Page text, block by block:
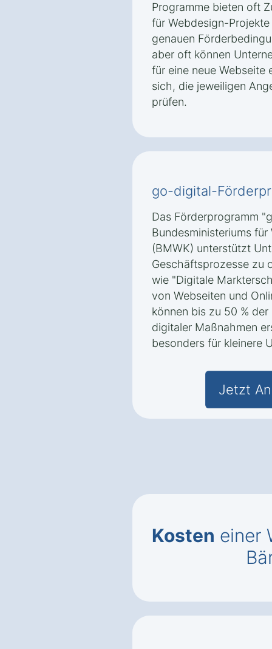
Programme bieten oft
für Webdesign-
genauen
aber oft können
für eine neue Webseite
sich, die jeweiligen
prüfen.
go-digital-
Das Förderprogramm
Bundesministeriums
(BMWK) unterstützt
Geschäftsprozesse zu
wie "Digitale
von Webseiten und
können bis zu 50 %
digitaler Maßnahmen
besonders für kleinere
Jetzt
Kosten einer